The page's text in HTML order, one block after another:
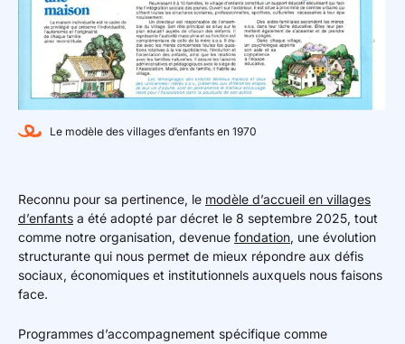
Le modèle des villages d’enfants en 1970
Reconnu pour sa pertinence, le modèle d’accueil en villages
d’enfants a été adopté par décret le 8 septembre 2025, tout
comme notre organisation, devenue fondation, une évolution
structurante qui nous permet de mieux répondre aux défis
sociaux, économiques et institutionnels auxquels nous faisons
face.
Programmes d’accompagnement spécifique comme